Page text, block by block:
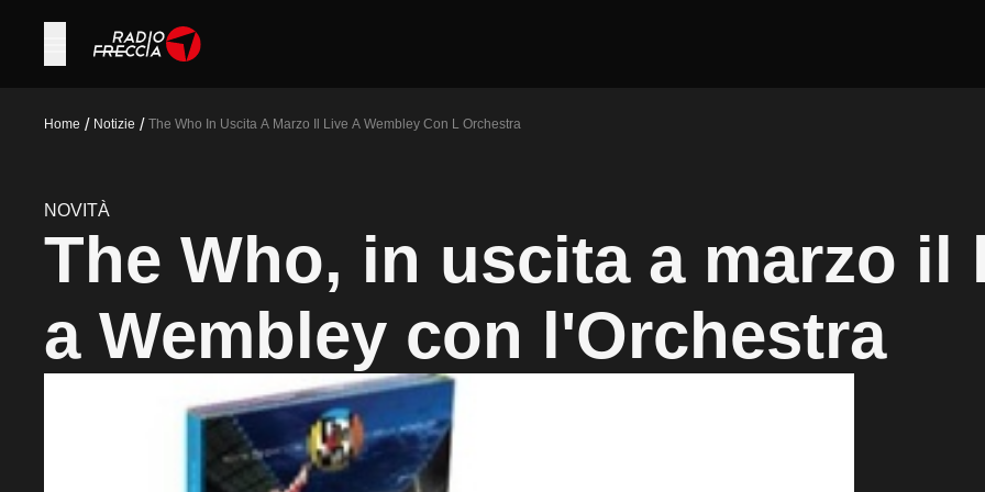
Home / Notizie / The Who In Uscita A Marzo Il Live A Wembley Con L Orchestra
NOVITÀ
The Who, in uscita a marzo il
a Wembley con l'Orchestra